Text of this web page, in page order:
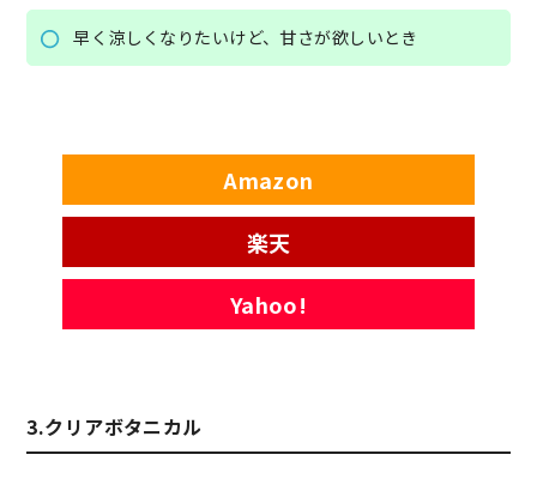
早く涼しくなりたいけど、甘さが欲しいとき
Amazon
楽天
Yahoo!
3.クリアボタニカル